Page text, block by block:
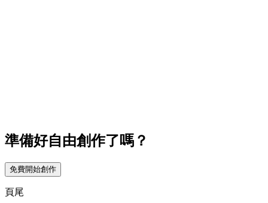
準備好自由創作了嗎？
免費開始創作
頁尾